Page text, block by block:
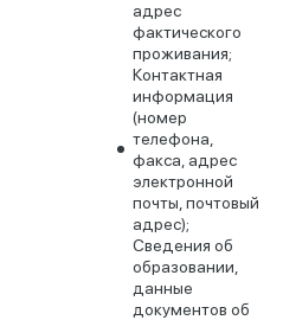
адрес
фактического
проживания;
Контактная
информация
(номер
телефона,
факса, адрес
электронной
почты, почтовый
адрес);
Сведения об
образовании,
данные
документов об